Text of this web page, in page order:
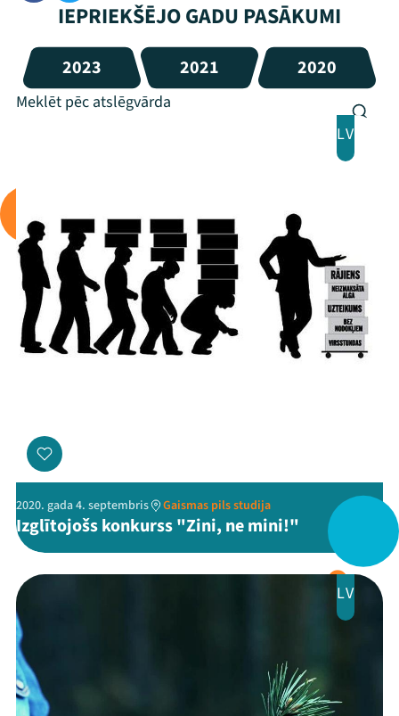
Festivāls
IEPRIEKŠĒJO GADU PASĀKUMI
2023 2021 2020
LV
2020. gada 4. septembris Gaismas pils studija
Izglītojošs konkurss "Zini, ne mini!"
LV